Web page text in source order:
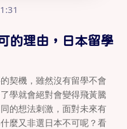
的理由，日本留學
契機，雖然沒有留學不會
學就會絕對會變得飛黃騰
的想法刺激，面對未來有
麼又非選日本不可呢？看